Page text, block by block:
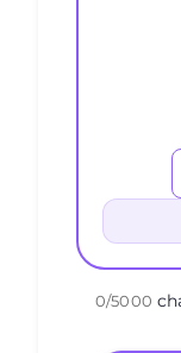
0/5000